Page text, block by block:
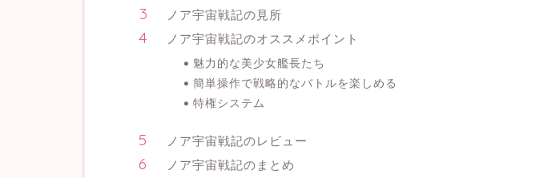
ノア宇宙戦記の見所
ノア宇宙戦記のオススメポイント
魅力的な美少女艦長たち
簡単操作で戦略的なバトルを楽しめる
特権システム
ノア宇宙戦記のレビュー
ノア宇宙戦記のまとめ